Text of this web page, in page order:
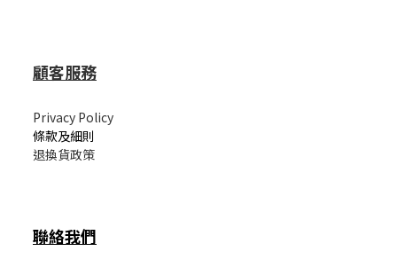
顧客服務
Privacy Policy
條款及細則
退換貨政策
聯絡我們